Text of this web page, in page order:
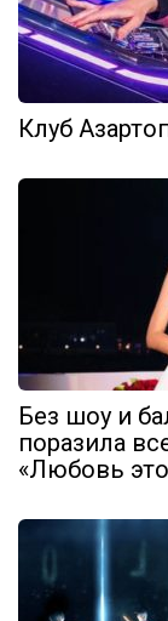
Клуб
Без шоу и
поразила
«Любовь